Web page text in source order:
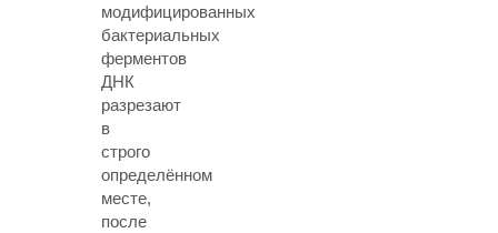
модифицированных
бактериальных
ферментов
ДНК
разрезают
в
строго
определённом
месте,
после